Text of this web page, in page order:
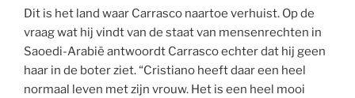
Dit is het land waar Carrasco naartoe verhuist. Op de
vraag wat hij vindt van de staat van mensenrechten in
Saoedi-Arabië antwoordt Carrasco echter dat hij geen
haar in de boter ziet. “Cristiano heeft daar een heel
normaal leven met zijn vrouw. Het is een heel mooi